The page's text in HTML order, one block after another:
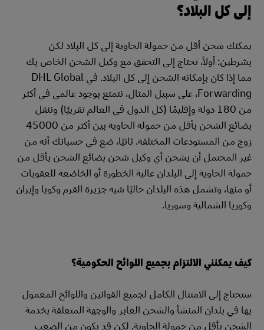
إلى كل البلاد؟
يمكنك شحن أقل من حمولة الحاوية إلى كل البلاد لكن
بشرطين: أولاً، تحتاج إلى التحقق مع وكيل الشحن الخاص بك
مما إذا كان بإمكانه الشحن إلى كل البلاد. في DHL Global
Forwarding، على سبيل المثال، نتمتع بوجود عالمي في أكثر
من 180 دولة وإقليمًا (كل الدول في العالم تقريبًا) وننقل
بضائع الشحن بأقل من حمولة الحاوية بين أكثر من 45000
زوج من المستودعات المختلفة. ثانيًا، ضع في حسبانك أنه من
غير المحتمل أن يشحن أي وكيل شحن بضائع الشحن بأقل من
حمولة الحاوية إلى البلدان عالية الخطورة أو الخاضعة للعقوبات
أو منها، وتشمل هذه البلدان حاليًا شبه جزيرة القرم وكوبا وإيران
وكوريا الشمالية وسوريا.
كيف يمكنني الالتزام بجميع اللوائح الحكومية؟
ستحتاج إلى الامتثال الكامل لجميع القوانين واللوائح المعمول
بها في بلدان المنشأ والشحن العابر والوجهة المتعلقة بخدمة
الشحن بأقل من حمولة الحاوية. لكن قد يكون من الصعب